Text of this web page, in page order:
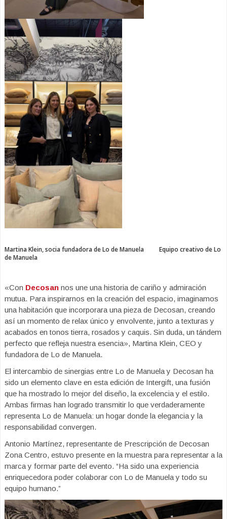
Martina Klein, socia fundadora de Lo de Manuela Equipo creativo de Lo
de Manuela
«Con Decosan nos une una historia de cariño y admiración
mutua. Para inspirarnos en la creación del espacio, imaginamos
una habitación que incorporara una pieza de Decosan, creando
así un momento de relax único y envolvente, junto a texturas y
acabados en tonos tierra, rosados y caquis. Sin duda, un tándem
perfecto que refleja nuestra esencia», Martina Klein, CEO y
fundadora de Lo de Manuela.
El intercambio de sinergias entre Lo de Manuela y Decosan ha
sido un elemento clave en esta edición de Intergift, una fusión
que ha mostrado lo mejor del diseño, la excelencia y el estilo.
Ambas firmas han logrado transmitir lo que verdaderamente
representa Lo de Manuela: un hogar donde la elegancia y la
responsabilidad convergen.
Antonio Martínez, representante de Prescripción de Decosan
Zona Centro, estuvo presente en la muestra para representar a la
marca y formar parte del evento. “Ha sido una experiencia
enriquecedora poder colaborar con Lo de Manuela y todo su
equipo humano.”